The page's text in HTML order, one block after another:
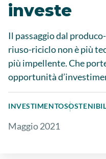
investe
Il passaggio dal
riuso-riciclo non è più
più impellente. Che
opportunità
INVESTIMENTO
Maggio 2021